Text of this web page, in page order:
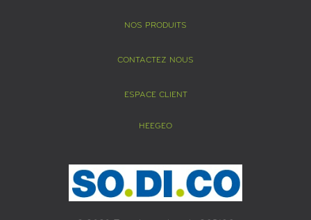
NOS PRODUITS
CONTACTEZ NOUS
ESPACE CLIENT
HEEGEO